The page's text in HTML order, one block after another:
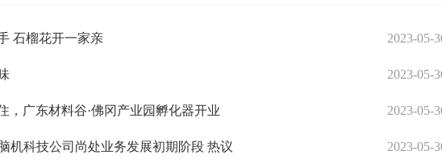
石榴花开一家亲 2023-05-
2023-05-
，广东材料谷·佛冈产业园孵化器开业 2023-05-
机科技公司尚处业务发展初期阶段 热议 2023-05-